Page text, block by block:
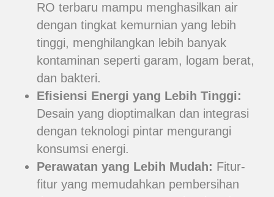
RO terbaru mampu menghasilkan air
dengan tingkat kemurnian yang lebih
tinggi, menghilangkan lebih banyak
kontaminan seperti garam, logam berat,
dan bakteri.
Efisiensi Energi yang Lebih Tinggi:
Desain yang dioptimalkan dan integrasi
dengan teknologi pintar mengurangi
konsumsi energi.
Perawatan yang Lebih Mudah: Fitur-
fitur yang memudahkan pembersihan